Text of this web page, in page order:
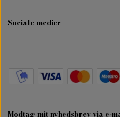
Sociale medier
Modtag mit nyhedsbrev via e-